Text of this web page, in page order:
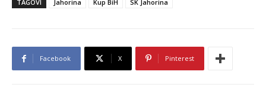
TAGOVI Jahorina Kup BiH SK Jahorina
Facebook X Pinterest